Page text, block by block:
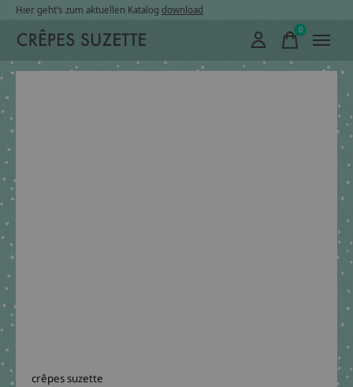
Hier geht’s zum aktuellen Katalog download
0items
crêpes suzette